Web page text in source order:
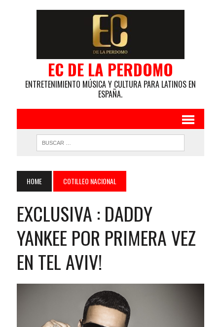
EC DE LA PERDOMO
ENTRETENIMIENTO MÚSICA Y CULTURA PARA LATINOS EN
ESPAÑA.
HOME COTILLEO NACIONAL
EXCLUSIVA : DADDY
YANKEE POR PRIMERA VEZ
EN TEL AVIV!